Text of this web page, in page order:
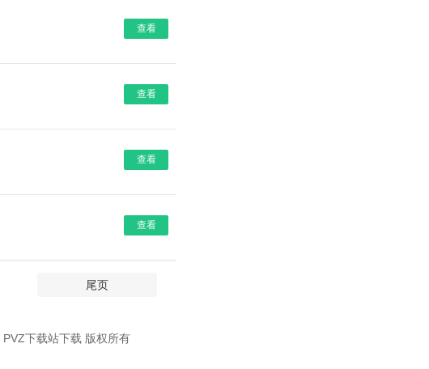
查看
查看
查看
查看
尾页
PVZ下载站下载 版权所有